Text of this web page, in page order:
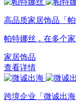
高品质家居饰品「
帕特娜丝，在多个
家居饰品
查看详情
跨境企业「微诚出